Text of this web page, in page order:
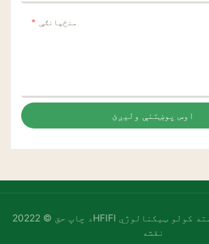
منځپانګې
اوس پوښتنې ولیږئ
نقشه